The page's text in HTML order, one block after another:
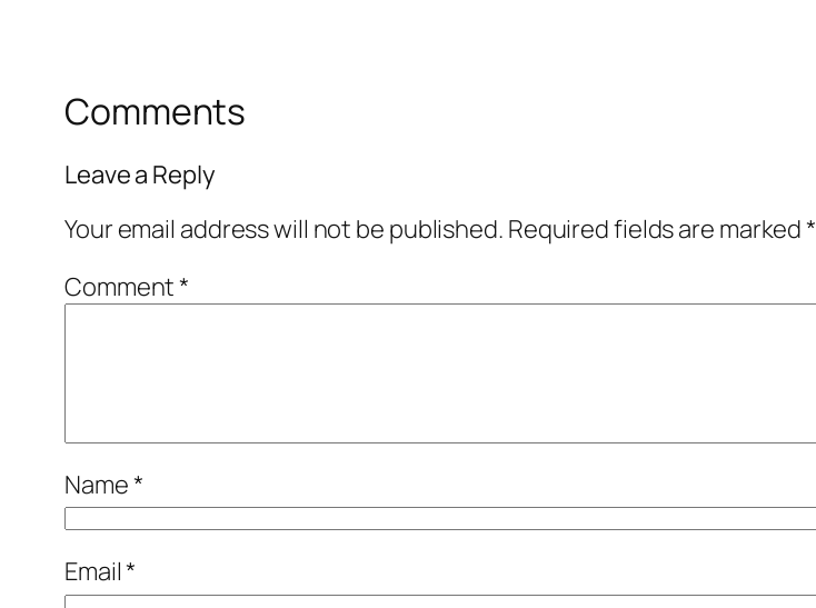
Comments
Leave a Reply
Your email address will not be published. Required fields are marked*
Comment*
Name*
Email*